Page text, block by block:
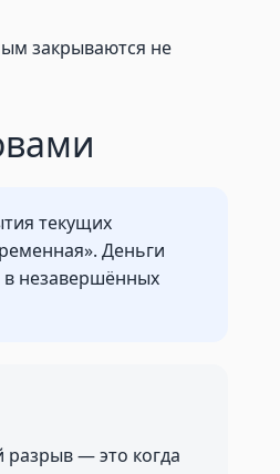
закрываются не
текущих
Деньги
в незавершённых
разрыв — это когда